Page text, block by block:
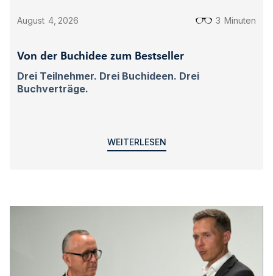
August 4 2026 3 Minuten
Von der Buchidee zum Bestseller
Drei Teilnehmer. Drei Buchideen. Drei
Buchverträge.
WEITERLESEN